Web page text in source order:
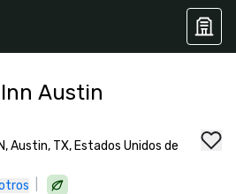
Austin
Austin, TX, Estados Unidos de